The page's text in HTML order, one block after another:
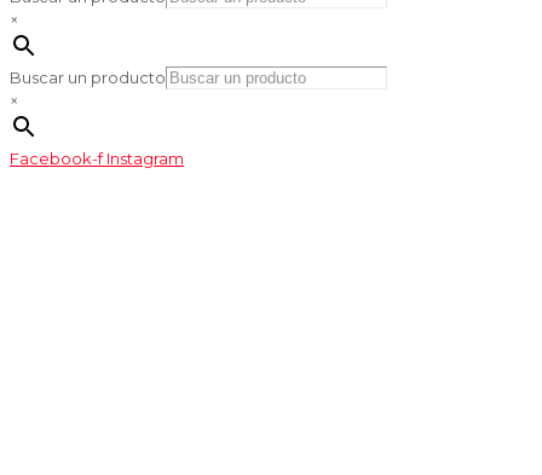
×
Buscar un producto
×
Facebook-f Instagram